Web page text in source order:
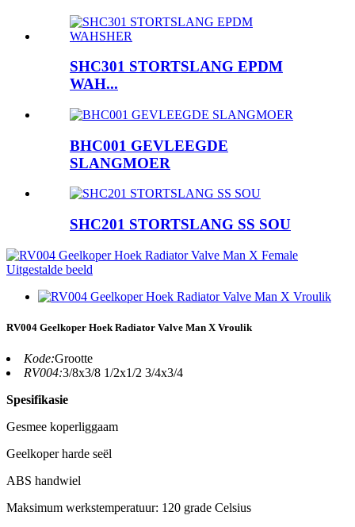
SHC301 STORTSLANG EPDM
WAH...
BHC001 GEVLEEGDE
SLANGMOER
SHC201 STORTSLANG SS SOU
RV004 Geelkoper Hoek Radiator Valve Man X Vroulik
Kode:Grootte
RV004:3/8x3/8 1/2x1/2 3/4x3/4
Spesifikasie
Gesmee koperliggaam
Geelkoper harde seël
ABS handwiel
Maksimum werkstemperatuur: 120 grade Celsius